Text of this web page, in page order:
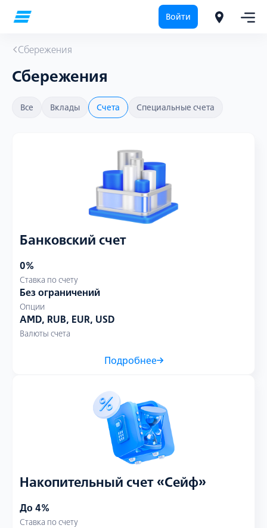
Войти
Сбережения
Сбережения
Все Вклады Счета Специальные счета
Банковский счет
0%
Ставка по счету
Без ограничений
Опции
AMD, RUB, EUR, USD
Валюты счета
Подробнее
Накопительный счет «Сейф»
До 4%
Ставка по счету